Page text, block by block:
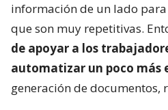
información de un lado para
que son muy repetitivas.
de apoyar a los
automatizar un poco más
generación de documentos,